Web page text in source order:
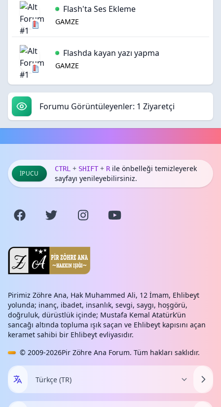
Flash'ta Ses Ekleme
GAMZE
Flashda kayan yazı yapma
GAMZE
Forumu Görüntüleyenler: 1 Ziyaretçi
İPUCU
CTRL + SHIFT + Rile önbelleği temizleyerek
sayfayı yenileyebilirsiniz.
Pirimiz Zöhre Ana, Hak Muhammed Ali, 12 İmam, Ehlibeyt
yolunda; inanç, ibadet, insanlık, sevgi, saygı, hoşgörü,
doğruluk, dürüstlük içinde; Mustafa Kemal Atatürk’ün
sancağı altında topluma ışık saçan ve Ehlibeyt kapısını açan
keramet sahibi bir Ehlibeyt evliyasıdır.
© 2009-2026Pir Zöhre Ana Forum. Tüm hakları saklıdır.